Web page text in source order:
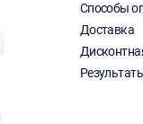
Способы
Доставка